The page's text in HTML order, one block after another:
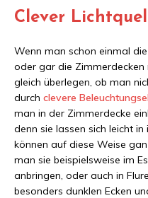
Clever
Wenn man schon einmal
oder gar die
gleich überlegen, ob man
durch clevere
man in der Zimmerdecke
denn sie lassen sich leicht
können auf diese Weise
man sie beispielsweise im
anbringen, oder auch in
besonders dunklen Ecken